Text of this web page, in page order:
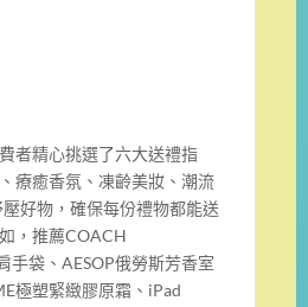
者精心挑選了六大送禮指
療癒香氛、凍齡美妝、潮流
好物，確保每份禮物都能送
，推薦COACH
手袋、AESOP俄勞斯芳香室
極塑緊緻膠原霜、iPad